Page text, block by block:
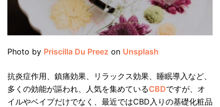
Photo by Priscilla Du Preez on Unsplash
抗炎症作用、鎮痛効果、リラックス効果、睡眠導入など、
多くの効能が謳われ、人気を集めているCBDですが、オ
イルやベイプだけでなく、最近ではCBD入りの基礎化粧品